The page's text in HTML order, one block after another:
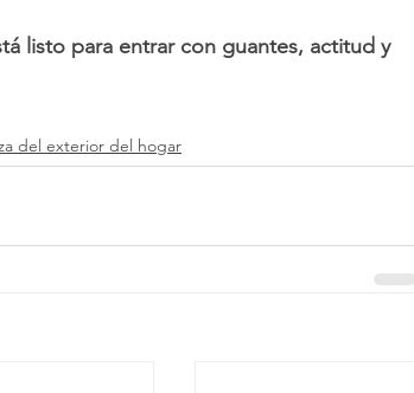
listo para entrar con guantes, actitud y
del exterior del hogar